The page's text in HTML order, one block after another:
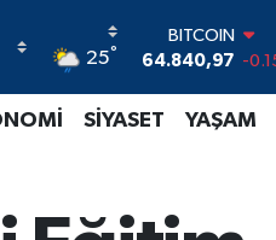
25°
47,7436
EURO
55,2510 0.32
6660.55
SİYASET YAŞAM